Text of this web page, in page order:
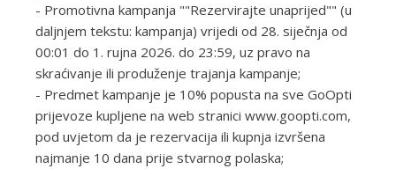
- Promotivna kampanja ""Rezervirajte unaprijed"" (u
daljnjem tekstu: kampanja) vrijedi od 28. siječnja od
00:01 do 1. rujna 2026. do 23:59, uz pravo na
skraćivanje ili produženje trajanja kampanje;
- Predmet kampanje je 10% popusta na sve GoOpti
prijevoze kupljene na web stranici www.goopti.com,
pod uvjetom da je rezervacija ili kupnja izvršena
najmanje 10 dana prije stvarnog polaska;